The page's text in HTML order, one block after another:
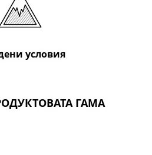
условия
ГАМА